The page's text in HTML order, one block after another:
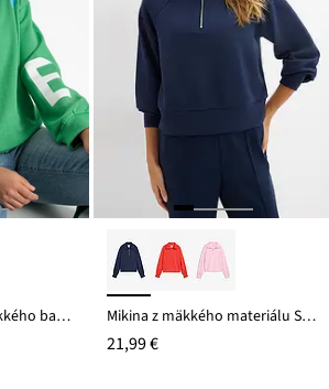
Mikina oversize z mäkkého bavlneného mixu Mikina z mäkkého materiálu Scuba
21,99 €